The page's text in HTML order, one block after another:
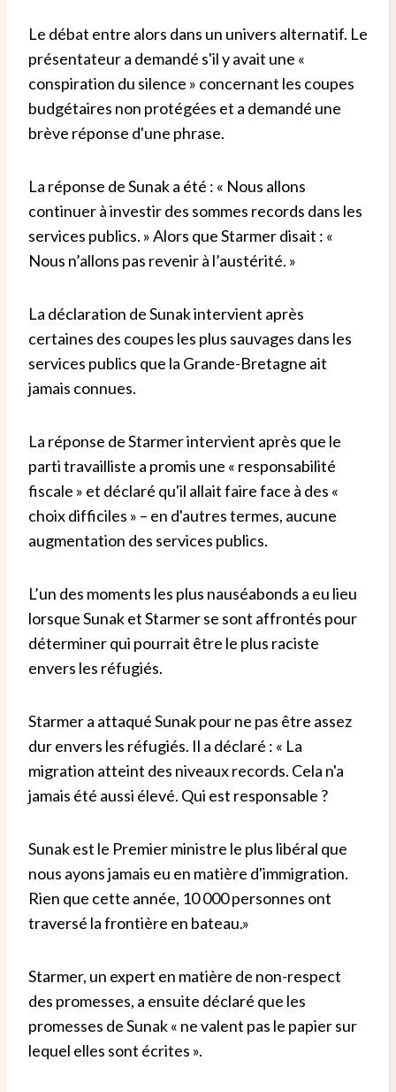
Le débat entre alors dans un univers alternatif. Le
présentateur a demandé s'il y avait une «
conspiration du silence » concernant les coupes
budgétaires non protégées et a demandé une
brève réponse d'une phrase.
La réponse de Sunak a été : « Nous allons
continuer à investir des sommes records dans les
services publics. » Alors que Starmer disait : «
Nous n’allons pas revenir à l’austérité. »
La déclaration de Sunak intervient après
certaines des coupes les plus sauvages dans les
services publics que la Grande-Bretagne ait
jamais connues.
La réponse de Starmer intervient après que le
parti travailliste a promis une « responsabilité
fiscale » et déclaré qu'il allait faire face à des «
choix difficiles » – en d'autres termes, aucune
augmentation des services publics.
L’un des moments les plus nauséabonds a eu lieu
lorsque Sunak et Starmer se sont affrontés pour
déterminer qui pourrait être le plus raciste
envers les réfugiés.
Starmer a attaqué Sunak pour ne pas être assez
dur envers les réfugiés. Il a déclaré : « La
migration atteint des niveaux records. Cela n'a
jamais été aussi élevé. Qui est responsable ?
Sunak est le Premier ministre le plus libéral que
nous ayons jamais eu en matière d'immigration.
Rien que cette année, 10 000 personnes ont
traversé la frontière en bateau.»
Starmer, un expert en matière de non-respect
des promesses, a ensuite déclaré que les
promesses de Sunak « ne valent pas le papier sur
lequel elles sont écrites ».